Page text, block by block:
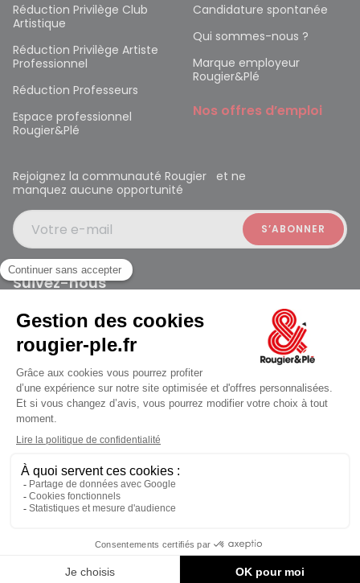
jusqu'au Vendredi à 10:00
Réduction Privilège Club
Artistique
Réduction Privilège Artiste
Professionnel
Réduction Professeurs
Espace professionnel
Rougier&Plé
Candidature spontanée
Qui sommes-nous ?
Marque employeur
Rougier&Plé
Nos offres d’emploi
Rejoignez la communauté Rougier et ne
manquez aucune opportunité
Votre e-mail
Suivez-nous
Rougier et Plé 2024 Copyright
Mentions légales
Conditions générales des ventes
Données personnelles
Paiement sécurisé